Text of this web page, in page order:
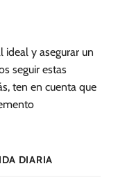
ideal y asegurar un
seguir estas
ten en cuenta que
DIARIA